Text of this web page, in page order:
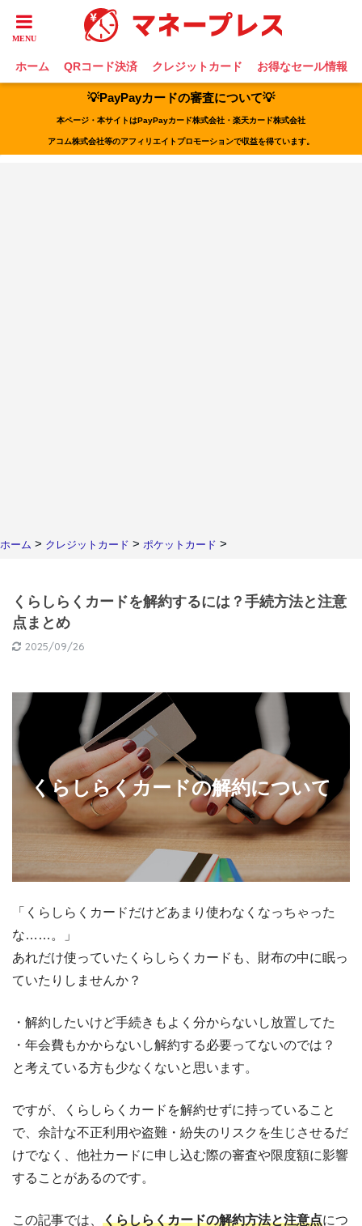
ホーム QRコード決済 クレジットカード お得なセール情報
💡PayPayカードの審査について💡
本ページ・本サイトはPayPayカード株式会社・楽天カード株式会社
アコム株式会社等のアフィリエイトプロモーションで収益を得ています。
ホーム > クレジットカード > ポケットカード >
くらしらくカードを解約するには？手続方法と注意
点まとめ
2025/09/26
くらしらくカードの解約について
「くらしらくカードだけどあまり使わなくなっちゃった
な……。」
あれだけ使っていたくらしらくカードも、財布の中に眠っ
ていたりしませんか？
・解約したいけど手続きもよく分からないし放置してた
・年会費もかからないし解約する必要ってないのでは？
と考えている方も少なくないと思います。
ですが、くらしらくカードを解約せずに持っていること
で、余計な不正利用や盗難・紛失のリスクを生じさせるだ
けでなく、他社カードに申し込む際の審査や限度額に影響
することがあるのです。
この記事では、 くらしらくカードの解約方法と注意点につ